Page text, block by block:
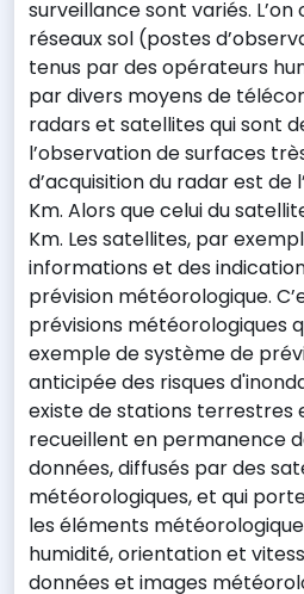
surveillance sont variés. L’on
réseaux sol (postes
tenus par des opérateurs
par divers moyens de
radars et satellites qui sont
l’observation de surfaces
d’acquisition du radar est de
Km. Alors que celui du
Km. Les satellites, par
informations et des
prévision météorologique.
prévisions météorologiques
exemple de système de
anticipée des risques
existe de stations terrestres
recueillent en permanence
données, diffusés par des
météorologiques, et qui
les éléments
humidité, orientation et
données et images